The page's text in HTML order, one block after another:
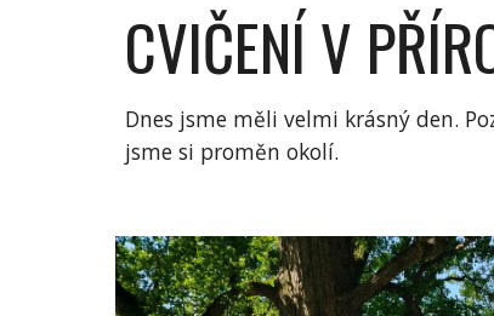
CVIČENÍ V
Dnes jsme měli velmi krásný den.
jsme si proměn okolí.